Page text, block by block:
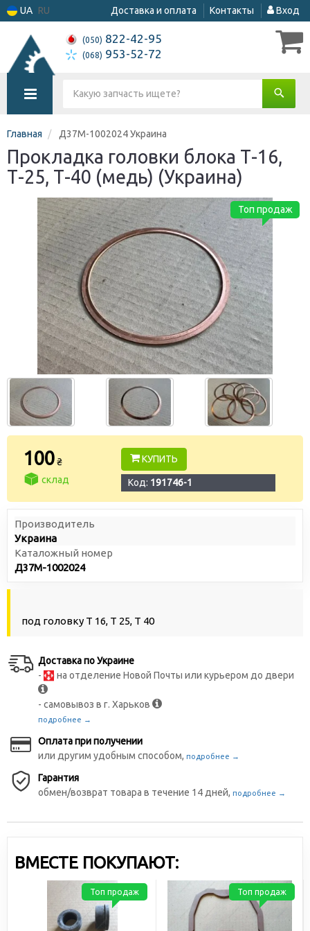
UA RU Доставка и оплата Контакты Вход
(050) 822-42-95
(068) 953-52-72
Главная Д37М-1002024 Украина
Прокладка головки блока Т-16,
Т-25, Т-40 (медь) (Украина)
Топ продаж
100₴
склад
КУПИТЬ
Код: 191746-1
Производитель
Украина
Каталожный номер
Д37М-1002024
под головку Т 16, Т 25, Т 40
Доставка по Украине
-
на отделение Новой Почты или курьером до двери
- самовывоз в г. Харьков
подробнее →
Оплата при получении
или другим удобным способом, подробнее →
Гарантия
обмен/возврат товара в течение 14 дней, подробнее →
ВМЕСТЕ ПОКУПАЮТ:
Топ продаж Топ продаж